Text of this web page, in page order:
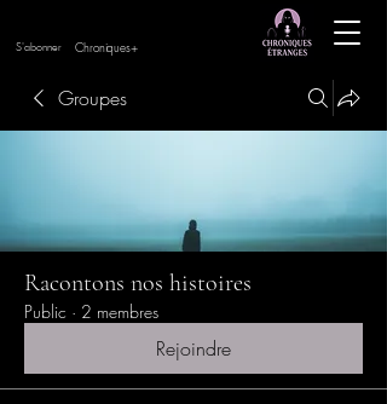
S'abonner Chroniques+
Groupes
Racontons nos histoires
Public · 2 membres
Rejoindre